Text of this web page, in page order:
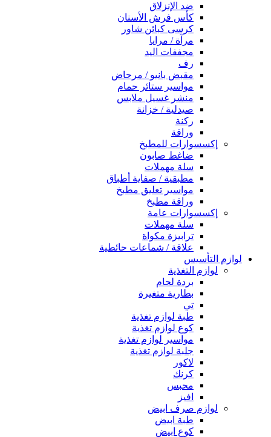
ضد الإنزلاق
كأس فرش الأسنان
كرسى كبائن شاور
مرآة / مرايا
مجففات اليد
رف
مقبض بانيو / مرحاض
مواسير ستائر حمام
منشر غسيل ملابس
صيدلية / خزانة
ركنة
وراقة
إكسسوارات للمطبخ
ضاغط صابون
سلة مهملات
مطبقية / صفاية أطباق
مواسير تعليق مطبخ
وراقة مطبخ
إكسسوارات عامة
سلة مهملات
ترابيزة مكواة
علاقة / شماعات حائطية
لوازم التأسيس
لوازم التغذية
بردة لحام
بطارية متغيرة
تي
طبة لوازم تغذية
كوع لوازم تغذية
مواسير لوازم تغذية
جلبة لوازم تغذية
لاكور
كرنك
محبس
افيز
لوازم صرف ابيض
طبة ابيض
كوع ابيض